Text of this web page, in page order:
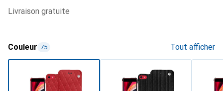
livraison gratuite
Couleur 75 Tout afficher